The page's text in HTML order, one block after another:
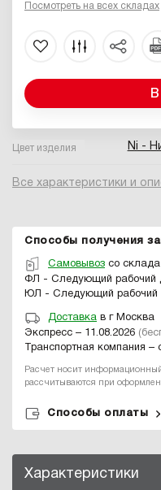
Цвет изделия Ni -
Все характеристики и
Посмотреть на всех складах
Способы получения
Самовывоз со
ФЛ - Следующий рабочий
ЮЛ - Следующий рабочий
Доставка в г Москва
Экспресс – 11.08.2026
Транспортная компания –
Расчет носит
рассчитываются при
Способы оплаты
Характеристики